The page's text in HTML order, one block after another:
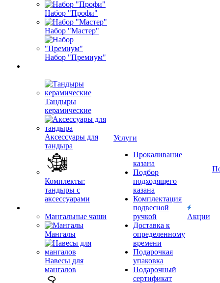
Набор "Профи"
Набор "Мастер"
Набор "Премиум"
Тандыры
керамические
Аксессуары для
тандыра
Комплекты:
тандыры с
аксессуарами
Мангальные чаши
Мангалы
Навесы для
мангалов
Услуги
Прокаливание
казана
Подбор
подходящего
казана
Комплектация
подвесной
ручкой
Доставка к
определенному
времени
Подарочкая
упаковка
Подарочный
сертификат
Акции